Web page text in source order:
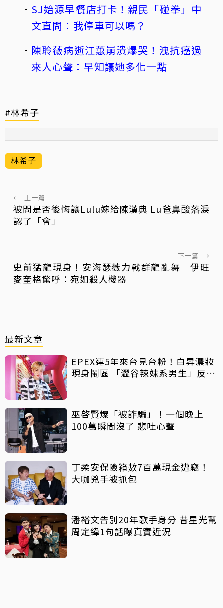
SJ始源早餐店打卡！親民「碰拳」中
文直問：我停車可以嗎？
陳聆薇病逝江蕙崩潰爆哭！洩抗癌過
來人心聲：早知讓她多化一點
#林希子
林希子
← 上一篇
被問是否後悔讓Lulu嫁給陳漢典 Lu爸鼻酸落淚
認了「會」
下一篇 →
史前猛龍現身！安海瑟薇力戰群龍亂舞 伊旺
麥奎格驚呼：宛如殺人機器
最新文章
EPEX連5年來台見台粉！白昇濃妝
現身鬧區 「澀谷辣妹系男生」反差
巫啓賢爆「被詐騙」！一個晚上
100萬瞬間沒了 悲吐心聲
丁柔安保險箱數7百萬現金遭竊！
大咖兇手被抓包
潘裕文告別20年歌手身分 昔星光幫
周定緯1句話曝真實近況